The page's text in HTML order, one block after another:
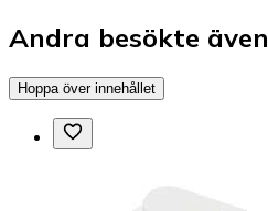
Andra besökte även
Hoppa över innehållet